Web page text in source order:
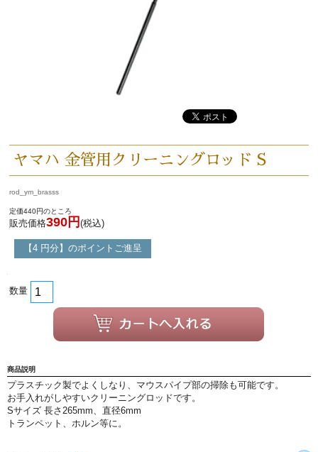
ヤマハ 金管用クリーニングロッド S
rod_ym_brasss
定価440円のところ
販売価格390円 (税込)
【4 円分】のポイントご進呈
数量
商品説明
プラスチック製でよくしなり、マウスパイプ部の掃除も可能です。
お手入れがしやすいクリーニングロッドです。
Sサイズ 長さ265mm、直径6mm
トランペット、ホルン等に。
永江楽器人気コンテンツ
新商品・新規取り扱い商品
人気の永江楽器コラム
選定者のご紹介